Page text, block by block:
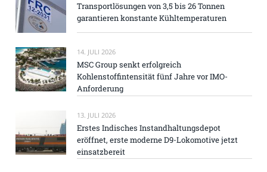
Transportlösungen von 3,5 bis 26 Tonnen
garantieren konstante Kühltemperaturen
14. JULI 2026
MSC Group senkt erfolgreich
Kohlenstoffintensität fünf Jahre vor IMO-
Anforderung
13. JULI 2026
Erstes Indisches Instandhaltungsdepot
eröffnet, erste moderne D9-Lokomotive jetzt
einsatzbereit